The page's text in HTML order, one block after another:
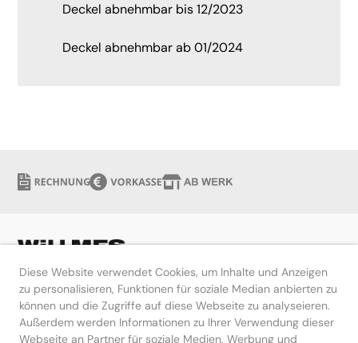
Diese Website verwendet Cookies, um Inhalte und Anzeigen
zu personalisieren, Funktionen für soziale Median anbierten zu
können und die Zugriffe auf diese Webseite zu analyseieren.
Außerdem werden Informationen zu Ihrer Verwendung dieser
Webseite an Partner für soziale Medien, Werbung und
Deckel abnehmbar bis 12/2023
Deckel abnehmbar ab 01/2024
Hilfe